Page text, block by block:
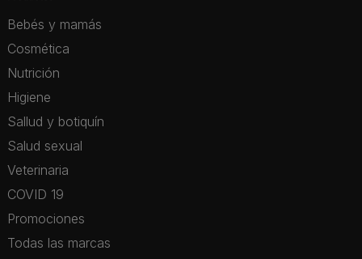
Bebés y mamás
Cosmética
Nutrición
Higiene
Sallud y botiquín
Salud sexual
Veterinaria
COVID 19
Promociones
Todas las marcas